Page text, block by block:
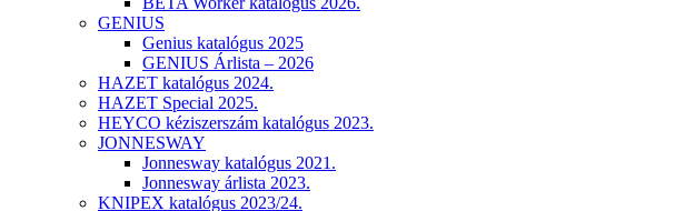
GENIUS
Genius katalógus 2025
GENIUS Árlista – 2026
HAZET katalógus 2024.
HAZET Special 2025.
HEYCO kéziszerszám katalógus 2023.
JONNESWAY
Jonnesway katalógus 2021.
Jonnesway árlista 2023.
KNIPEX katalógus 2023/24.